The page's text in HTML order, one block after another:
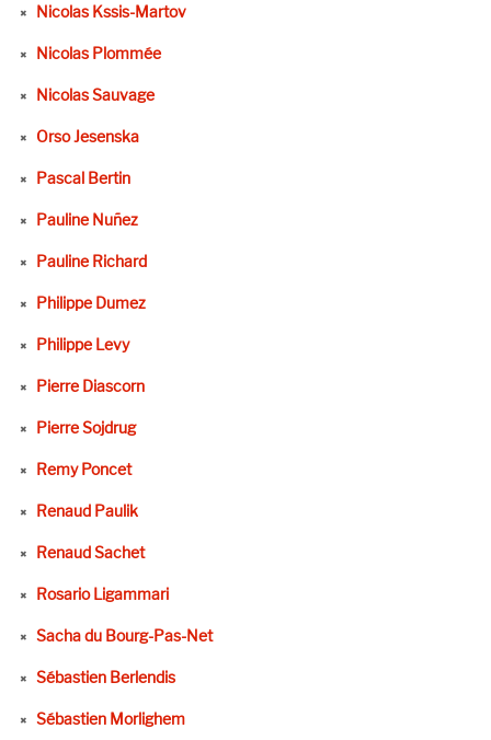
Nicolas Kssis-Martov
Nicolas Plommée
Nicolas Sauvage
Orso Jesenska
Pascal Bertin
Pauline Nuñez
Pauline Richard
Philippe Dumez
Philippe Levy
Pierre Diascorn
Pierre Sojdrug
Remy Poncet
Renaud Paulik
Renaud Sachet
Rosario Ligammari
Sacha du Bourg-Pas-Net
Sébastien Berlendis
Sébastien Morlighem